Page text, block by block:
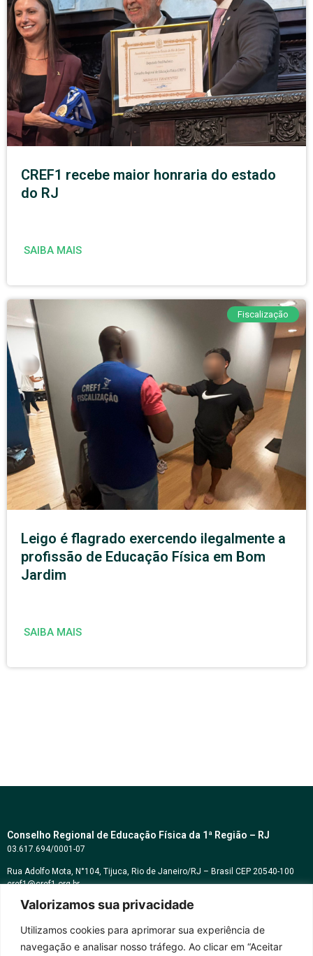
Valorizamos sua privacidade
Utilizamos cookies para aprimorar sua experiência de
navegação e analisar nosso tráfego. Ao clicar em “Aceitar
CREF1 recebe maior honraria do estado
do RJ
SAIBA MAIS
Fiscalização
Leigo é flagrado exercendo ilegalmente a
profissão de Educação Física em Bom
Jardim
SAIBA MAIS
Conselho Regional de Educação Física da 1ª Região – RJ
03.617.694/0001-07
Rua Adolfo Mota, N°104, Tijuca, Rio de Janeiro/RJ – Brasil CEP 20540-100
cref1@cref1.org.br
Assessoria de comunicação: